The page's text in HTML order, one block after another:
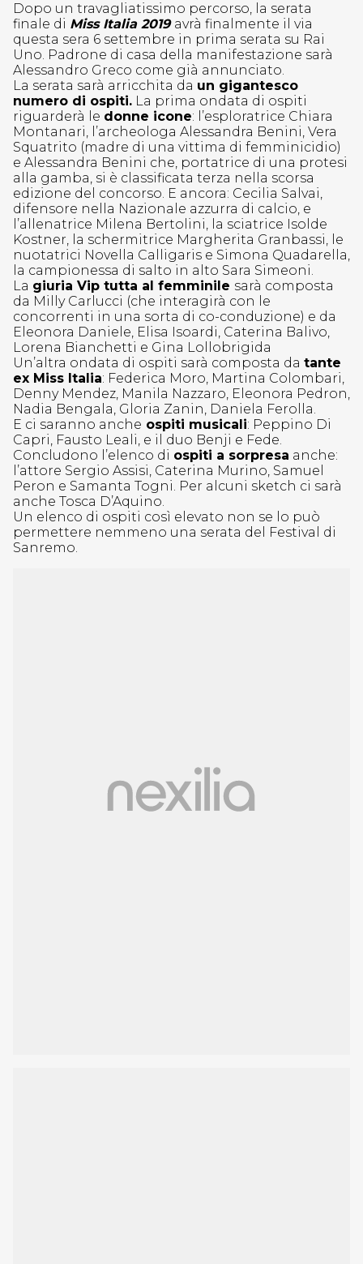
Dopo un travagliatissimo percorso, la serata
finale di Miss Italia 2019 avrà finalmente il via
questa sera 6 settembre in prima serata su Rai
Uno. Padrone di casa della manifestazione sarà
Alessandro Greco come già annunciato.
La serata sarà arricchita da un gigantesco
numero di ospiti. La prima ondata di ospiti
riguarderà le donne icone: l’esploratrice Chiara
Montanari, l’archeologa Alessandra Benini, Vera
Squatrito (madre di una vittima di femminicidio)
e Alessandra Benini che, portatrice di una protesi
alla gamba, si è classificata terza nella scorsa
edizione del concorso. E ancora: Cecilia Salvai,
difensore nella Nazionale azzurra di calcio, e
l’allenatrice Milena Bertolini, la sciatrice Isolde
Kostner, la schermitrice Margherita Granbassi, le
nuotatrici Novella Calligaris e Simona Quadarella,
la campionessa di salto in alto Sara Simeoni.
La giuria Vip tutta al femminile sarà composta
da Milly Carlucci (che interagirà con le
concorrenti in una sorta di co-conduzione) e da
Eleonora Daniele, Elisa Isoardi, Caterina Balivo,
Lorena Bianchetti e Gina Lollobrigida
Un’altra ondata di ospiti sarà composta da tante
ex Miss Italia: Federica Moro, Martina Colombari,
Denny Mendez, Manila Nazzaro, Eleonora Pedron,
Nadia Bengala, Gloria Zanin, Daniela Ferolla.
E ci saranno anche ospiti musicali: Peppino Di
Capri, Fausto Leali, e il duo Benji e Fede.
Concludono l’elenco di ospiti a sorpresa anche:
l’attore Sergio Assisi, Caterina Murino, Samuel
Peron e Samanta Togni. Per alcuni sketch ci sarà
anche Tosca D’Aquino.
Un elenco di ospiti così elevato non se lo può
permettere nemmeno una serata del Festival di
Sanremo.